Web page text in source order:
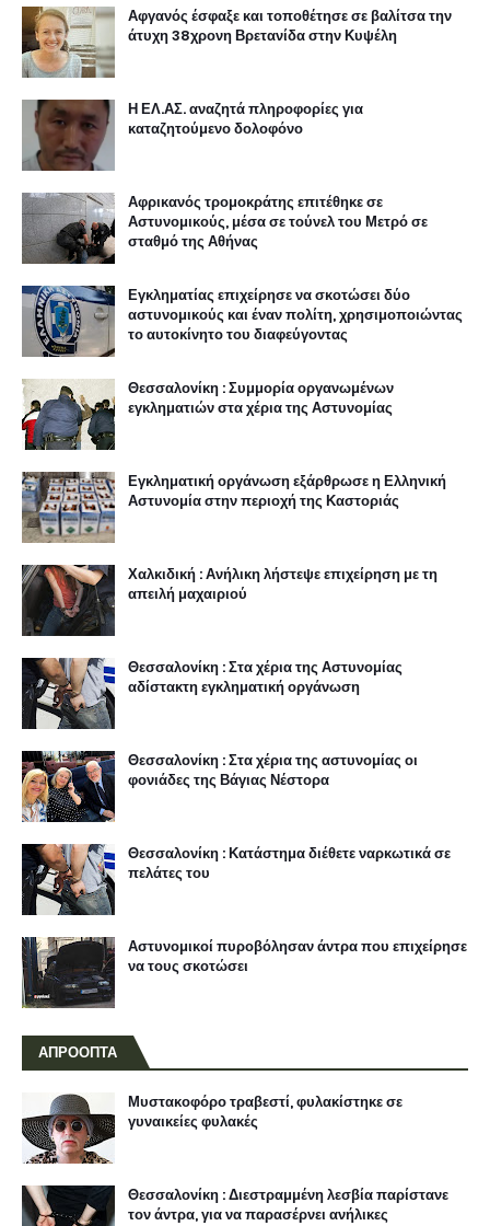
Αφγανός έσφαξε και τοποθέτησε σε βαλίτσα την
άτυχη 38χρονη Βρετανίδα στην Κυψέλη
Η ΕΛ.ΑΣ. αναζητά πληροφορίες για
καταζητούμενο δολοφόνο
Αφρικανός τρομοκράτης επιτέθηκε σε
Αστυνομικούς, μέσα σε τούνελ του Μετρό σε
σταθμό της Αθήνας
Εγκληματίας επιχείρησε να σκοτώσει δύο
αστυνομικούς και έναν πολίτη, χρησιμοποιώντας
το αυτοκίνητο του διαφεύγοντας
Θεσσαλονίκη : Συμμορία οργανωμένων
εγκληματιών στα χέρια της Αστυνομίας
Εγκληματική οργάνωση εξάρθρωσε η Ελληνική
Αστυνομία στην περιοχή της Καστοριάς
Χαλκιδική : Ανήλικη λήστεψε επιχείρηση με τη
απειλή μαχαιριού
Θεσσαλονίκη : Στα χέρια της Αστυνομίας
αδίστακτη εγκληματική οργάνωση
Θεσσαλονίκη : Στα χέρια της αστυνομίας οι
φονιάδες της Βάγιας Νέστορα
Θεσσαλονίκη : Κατάστημα διέθετε ναρκωτικά σε
πελάτες του
Αστυνομικοί πυροβόλησαν άντρα που επιχείρησε
να τους σκοτώσει
ΑΠΡΟΟΠΤΑ
Μυστακοφόρο τραβεστί, φυλακίστηκε σε
γυναικείες φυλακές
Θεσσαλονίκη : Διεστραμμένη λεσβία παρίστανε
τον άντρα, για να παρασέρνει ανήλικες